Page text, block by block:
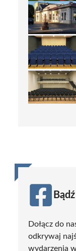
Dołącz do
odkrywaj
wydarzenia